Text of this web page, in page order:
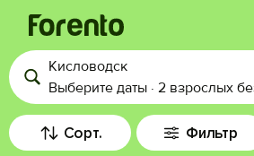
Войти
Избранное
Кисловодск
Выберите даты · 2 взрослых
Сорт. Фильтр